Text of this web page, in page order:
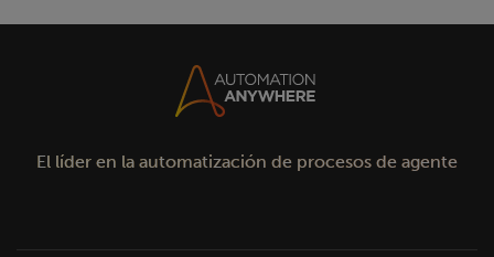
El líder en la automatización de procesos de agente